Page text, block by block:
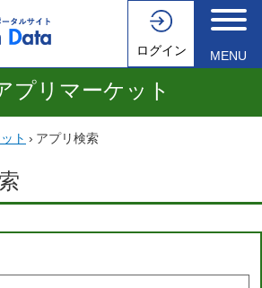
ログイン MENU
プリマーケット
ト › アプリ検索